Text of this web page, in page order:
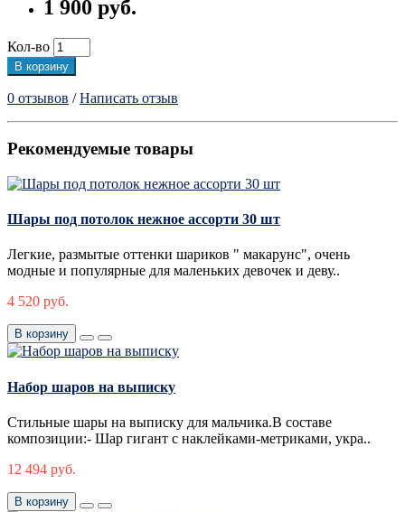
1 900 руб.
Кол-во
В корзину
0 отзывов /Написать отзыв
Рекомендуемые товары
Шары под потолок нежное ассорти 30 шт
Легкие, размытые оттенки шариков " макарунс", очень
модные и популярные для маленьких девочек и деву..
4 520 руб.
В корзину
Набор шаров на выписку
Стильные шары на выписку для мальчика.В составе
композиции:- Шар гигант с наклейками-метриками, укра..
12 494 руб.
В корзину